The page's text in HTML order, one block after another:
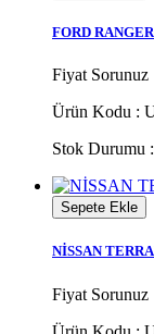
FORD
Fiyat Sorunuz
Ürün Kodu :
Stok Durumu :
Sepete Ekle
NİSSAN
Fiyat Sorunuz